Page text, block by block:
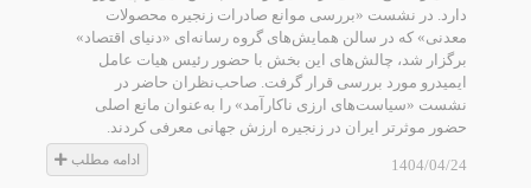
دارد. در نشست «بررسی موانع صادرات زنجیره محصولات
معدنی» که در سالن همایش‌های گروه رسانه‌ای «دنیای اقتصاد»
برگزار شد، چالش‌های این بخش با حضور رئیس هیات عامل
ایمیدرو مورد بررسی قرار گرفت. صاحب‌نظران حاضر در
نشست «سیاست‌های ارزی ناکارآمد» را به‌عنوان مانع اصلی
حضور موثرتر ایران در زنجیره ارزش جهانی معرفی کردند.
1404/04/24 ادامه مطلب